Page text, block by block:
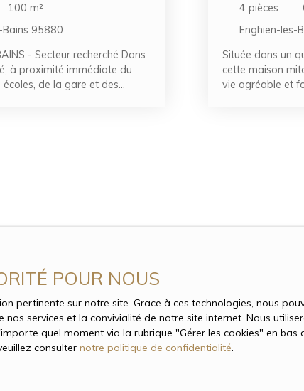
100 m²
Bains 95880
- Secteur recherché Dans
à proximité immédiate du
écoles, de la gare et des
séduira les amateurs de
4 pièces
Enghien-les-
Située dans un
cette maison
vie agréable et
profiter des
Ce bien
entre
jeune couple ou
POUR NOUS
pertinente sur notre site. Grace à ces technologies, nous
services et la convivialité de notre site internet. Nous
quel moment via la rubrique ″Gérer les cookies″ en
consulter notre politique de confidentialité.